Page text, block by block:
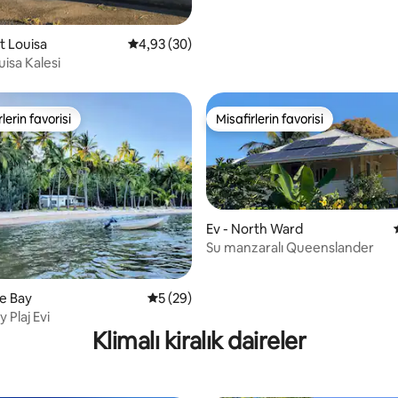
Louisa 5 üzerinden ortalama 4,93 puan, 30
4,93 (30)
Kalesi
5 puan, 34 değerlendirme
favorilerinden en beğenilenler arasında
favorisi
Bay 5 üzerinden ortalama 5 puan, 29
5 (29)
Plaj Evi
Misafirlerin favorisi
Misafirlerin favorisi
Ev - North Ward
Su manzaralı Queenslander
Klimalı kiralık daireler